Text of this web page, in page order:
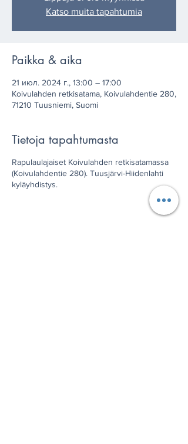
Katso muita tapahtumia
Paikka & aika
21 июл. 2024 г., 13:00 – 17:00
Koivulahden retkisatama, Koivulahdentie 280,
71210 Tuusniemi, Suomi
Tietoja tapahtumasta
Rapulaulajaiset Koivulahden retkisatamassa
(Koivulahdentie 280). Tuusjärvi-Hiidenlahti
kyläyhdistys.